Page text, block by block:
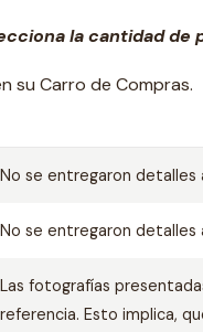
la cantidad de
su Carro de Compras.
No se entregaron detalles
No se entregaron detalles
Las fotografías
referencia. Esto implica,